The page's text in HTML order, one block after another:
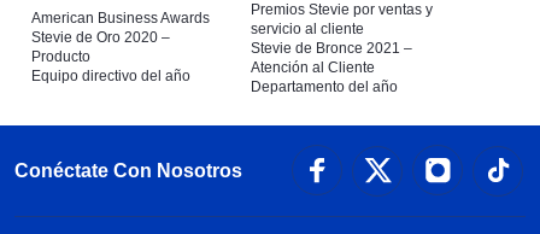
American Business Awards
Stevie de Oro 2020 –
Producto
Equipo directivo del año
Premios Stevie por ventas y
servicio al cliente
Stevie de Bronce 2021 –
Atención al Cliente
Departamento del año
Conéctate Con Nosotros